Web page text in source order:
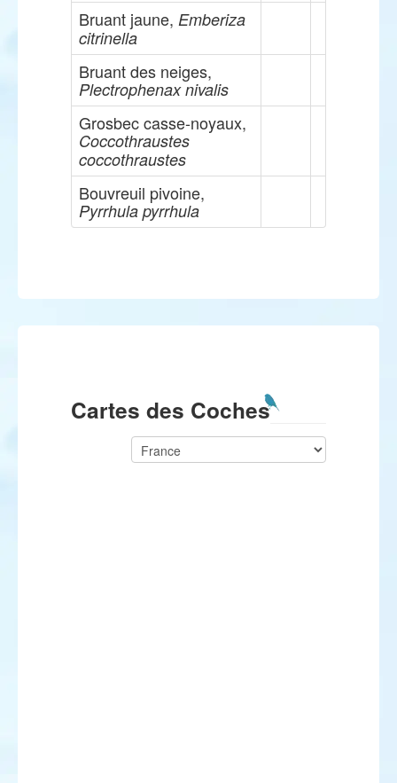
Bruant jaune, Emberiza
citrinella
Bruant des neiges,
Plectrophenax nivalis
Grosbec casse-noyaux,
Coccothraustes
coccothraustes
Bouvreuil pivoine,
Pyrrhula pyrrhula
Cartes des Coches